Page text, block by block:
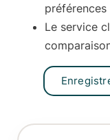
Le service